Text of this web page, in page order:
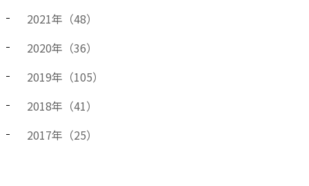
2021年（48）
2020年（36）
2019年（105）
2018年（41）
2017年（25）